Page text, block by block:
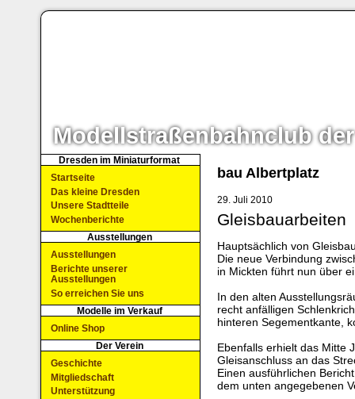
Modellstraßenbahnclub der
bau Albertplatz
29. Juli 2010
Gleisbauarbeiten
Hauptsächlich von
Die neue Verbindung
in Mickten führt nun über
In den alten
recht anfälligen
hinteren Segementkante,
Ebenfalls erhielt das Mitte
Gleisanschluss an das
Einen ausführlichen
dem unten angegebenen
Dresden im Miniaturformat
Startseite
Das kleine Dresden
Unsere Stadtteile
Wochenberichte
Ausstellungen
Ausstellungen
Berichte unserer
Ausstellungen
So erreichen Sie uns
Modelle im Verkauf
Online Shop
Der Verein
Geschichte
Mitgliedschaft
Unterstützung